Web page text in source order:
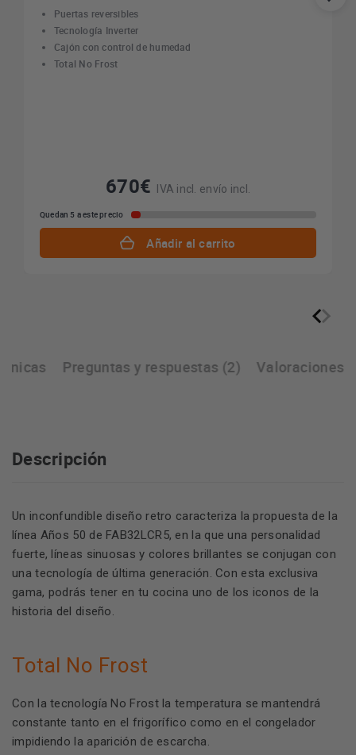
Puertas reversibles
Tecnología Inverter
Cajón con control de humedad
Total No Frost
670€ IVA incl. envío incl.
Quedan 5 a este precio
Añadir al carrito
Preguntas y respuestas (2) Valoraciones
Descripción
Un inconfundible diseño retro caracteriza la propuesta de la
línea Años 50 de FAB32LCR5, en la que una personalidad
fuerte, líneas sinuosas y colores brillantes se conjugan con
una tecnología de última generación. Con esta exclusiva
gama, podrás tener en tu cocina uno de los iconos de la
historia del diseño.
Total No Frost
Con la tecnología No Frost la temperatura se mantendrá
constante tanto en el frigorífico como en el congelador
impidiendo la aparición de escarcha.